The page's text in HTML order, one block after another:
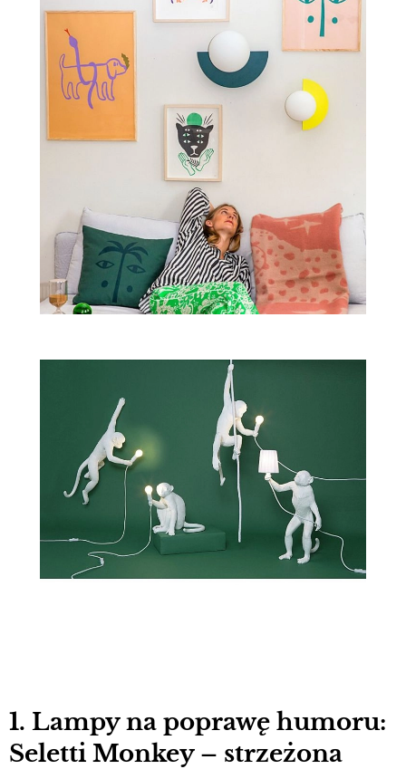
1. Lampy na poprawę humoru:
Seletti Monkey – strzeżona